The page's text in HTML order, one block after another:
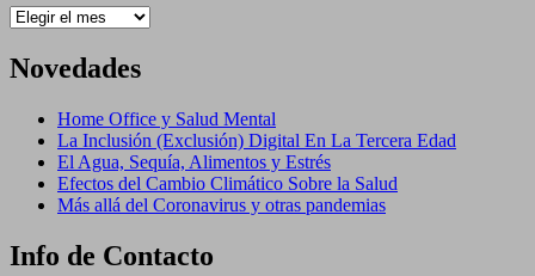
Archivos
Novedades
Home Office y Salud Mental
La Inclusión (Exclusión) Digital En La Tercera Edad
El Agua, Sequía, Alimentos y Estrés
Efectos del Cambio Climático Sobre la Salud
Más allá del Coronavirus y otras pandemias
Info de Contacto